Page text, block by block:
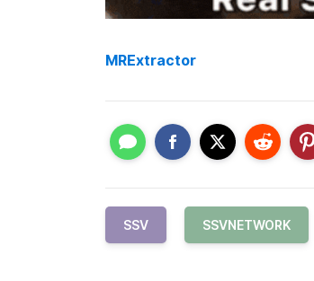
MRExtractor
SSV SSVNETWORK